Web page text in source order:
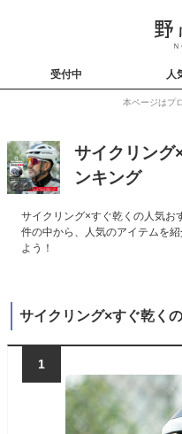
受付中 人
本ページはプ
サイクリング
ンキング
サイクリング×すぐ乾くの人気お
件の中から、人気のアイテムを
よう！
サイクリング×すぐ乾く
1